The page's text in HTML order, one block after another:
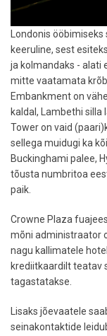
Londonis
keeruline, sest
ja kolmandaks - alati
mitte vaatamata
Embankment on
kaldal, Lambethi silla
Tower on vaid
sellega muidugi ka
Buckinghami palee,
tõusta numbritoa
paik.
Crowne Plaza
mõni administraator
nagu kallimatele
krediitkaardilt teatav
tagastatakse.
Lisaks jõevaatele
seinakontaktide